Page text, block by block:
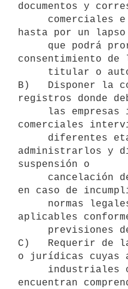
documentos y
hasta por un
consentimiento de
B)   Disponer la
registros donde
comerciales
administrarlos y
suspensión o
en caso de
aplicables
C)   Requerir de
o jurídicas cuyas
encuentran